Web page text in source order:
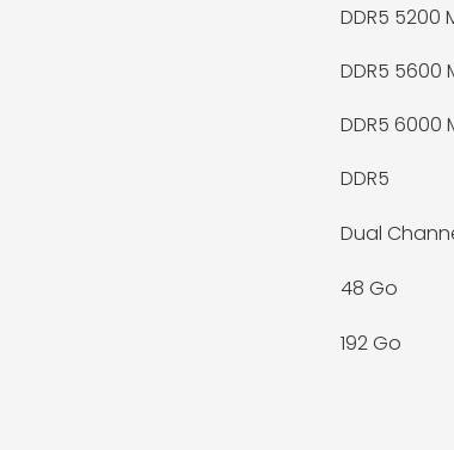
DDR5 5200
DDR5 5600
DDR5 6000
DDR5
Dual
48 Go
192 Go